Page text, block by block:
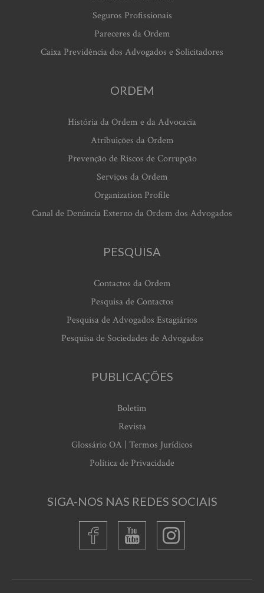
Seguros Profissionais
Pareceres da Ordem
Caixa Previdência dos Advogados e Solicitadores
ORDEM
História da Ordem e da Advocacia
Atribuições da Ordem
Prevenção de Riscos de Corrupção
Serviços da Ordem
Organization Profile
Canal de Denúncia Externo da Ordem dos Advogados
PESQUISA
Contactos da Ordem
Pesquisa de Contactos
Pesquisa de Advogados Estagiários
Pesquisa de Sociedades de Advogados
PUBLICAÇÕES
Boletim
Revista
Glossário OA | Termos Jurídicos
Política de Privacidade
SIGA-NOS NAS REDES SOCIAIS